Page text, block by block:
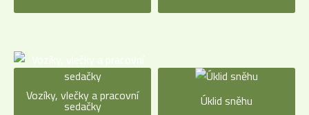
Vozíky, vlečky a pracovní
sedačky Úklid sněhu